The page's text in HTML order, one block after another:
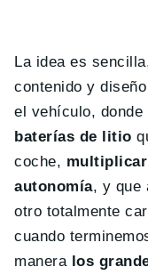
La idea es
contenido y
el vehículo,
baterías de litio
coche,
autonomía, y que
otro totalmente
cuando
maneralos